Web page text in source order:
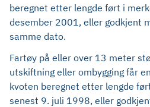
beregnet etter lengde ført i
desember 2001, eller godkjent
samme dato.
Fartøy på eller over 13 meter
utskiftning eller ombygging får
kvoten beregnet etter lengde
senest 9. juli 1998, eller